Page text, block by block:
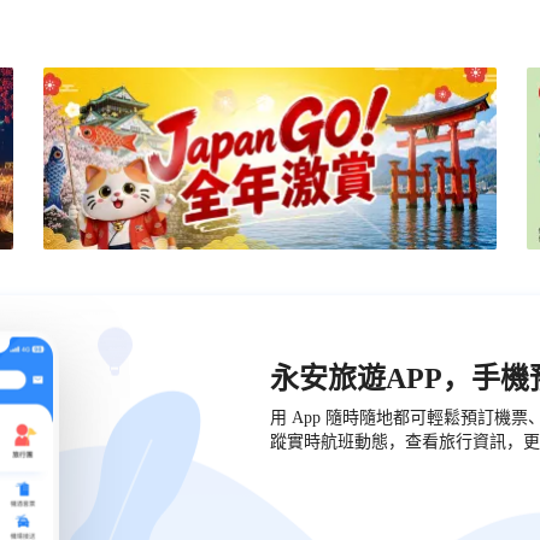
永安旅遊APP，手
用 App 隨時隨地都可輕鬆預訂機票
蹤實時航班動態，查看旅行資訊，